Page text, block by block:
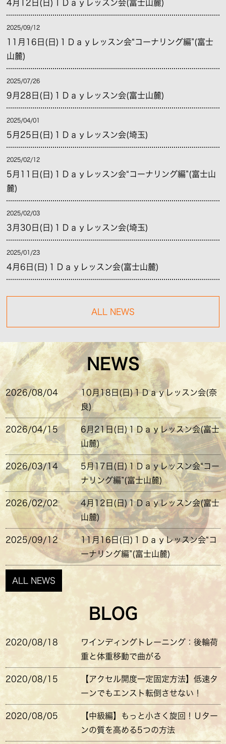
4月12日(日)１Ｄａｙレッスン会(富士山麓)
2025/09/12
11月16日(日)１Ｄａｙレッスン会“コーナリング編”(富士
山麓)
2025/07/26
9月28日(日)１Ｄａｙレッスン会(富士山麓)
2025/04/01
5月25日(日)１Ｄａｙレッスン会(埼玉)
2025/02/12
5月11日(日)１Ｄａｙレッスン会“コーナリング編”(富士山
麓)
2025/02/03
3月30日(日)１Ｄａｙレッスン会(埼玉)
2025/01/23
4月6日(日)１Ｄａｙレッスン会(富士山麓)
ALL NEWS
NEWS
2026/08/04
10月18日(日)１Ｄａｙレッスン会(奈
良)
2026/04/15
6月21日(日)１Ｄａｙレッスン会(富士
山麓)
2026/03/14
5月17日(日)１Ｄａｙレッスン会“コー
ナリング編”(富士山麓)
2026/02/02
4月12日(日)１Ｄａｙレッスン会(富士
山麓)
2025/09/12
11月16日(日)１Ｄａｙレッスン会“コ
ーナリング編”(富士山麓)
ALL NEWS
BLOG
2020/08/18
ワインディングトレーニング：後輪荷
重と体重移動で曲がる
2020/08/15
【アクセル開度一定固定方法】低速タ
ーンでもエンスト転倒させない！
2020/08/05
【中級編】もっと小さく旋回！Ｕター
ンの質を高める5つの方法